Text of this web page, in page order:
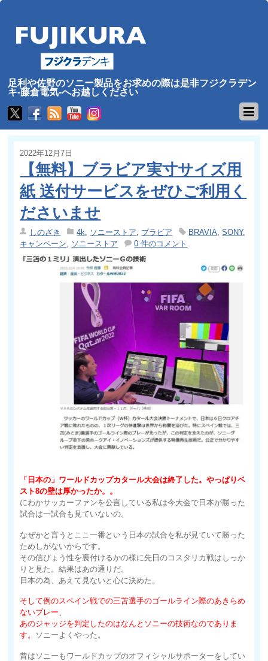
足利や佐野のソニー製品をお求めの際は是非フジクラデン
キ-藤倉電気-へお越しください
2022年12月7日
【無料】ブラビア実寸サイズ用
紙 送付サービスをぜひご利用く
ださいませ
しのざき 4k ソニーストア ブラビア BRAVIA ,SONY,
キャンペーン
ソニーストア 0 件のコメント
「日本の」ワールドカップカタール大会は終了した。やっぱりベ
スト8の壁は厚かったか。。
にわかサッカーファンを公言している私は今大会で日本が勝った
試合は一試合も見ていないの。
なぜかと言うとここ一番という日本の試合を私が見ていて勝った
ためしがないからです。
その信ぴょう性を裏付けるかの様に先日のコスタリカ戦はしっか
りと見た。結果はあの通りだ。
日本の為、あえて見ないと心に決めた。
そして例のスペイン戦での三苫選手のゴールライン際のあきらめ
ないプレー、
あのジャッジを判定したのはなんとソニーの技術なのでありま
す。
ソニーよくやった。
昔はソニーもワールドカップのオフィシャルサポーターをしてい